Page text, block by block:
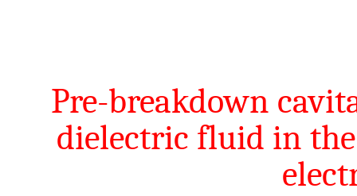
Pre-breakdown
dielectric fluid in